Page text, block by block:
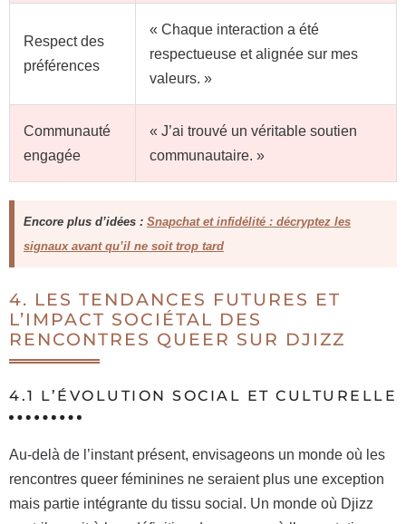
Respect des
préférences
« Chaque interaction a été
respectueuse et alignée sur mes
valeurs. »
Communauté
engagée
« J’ai trouvé un véritable soutien
communautaire. »
Encore plus d’idées : Snapchat et infidélité : décryptez les
signaux avant qu’il ne soit trop tard
4. LES TENDANCES FUTURES ET
L’IMPACT SOCIÉTAL DES
RENCONTRES QUEER SUR DJIZZ
4.1 L’ÉVOLUTION SOCIAL ET CULTURELLE
Au-delà de l’instant présent, envisageons un monde où les
rencontres queer féminines ne seraient plus une exception
mais partie intégrante du tissu social. Un monde où Djizz